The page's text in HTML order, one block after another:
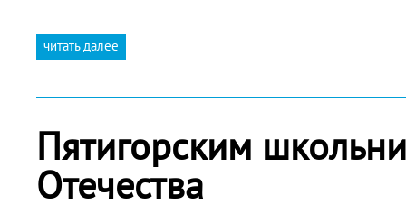
читать далее
Пятигорским
Отечества